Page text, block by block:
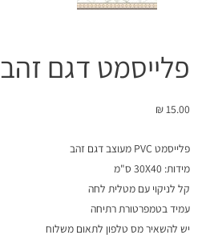
פלייסמט דגם זהב
₪ 15.00
פלייסמט PVC מעוצב דגם זהב
מידות: 30X40 ס"מ
קל לניקוי עם מטלית לחה
עמיד בטמפרטורת רתיחה
יש להשאיר מס טלפון לתאום משלוח